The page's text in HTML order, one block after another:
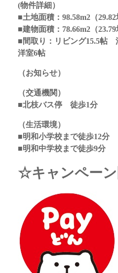
(物件詳細）
■土地面積：98.58m2（
■建物面積：78.66m2（23.79
■間取り：リビング15.5
洋室6帖
（お知らせ）
（交通機関）
■北枝バス停 徒歩1分
（生活環境）
■明和小学校まで徒歩12分
■明和中学校まで徒歩9分
☆キャンペー